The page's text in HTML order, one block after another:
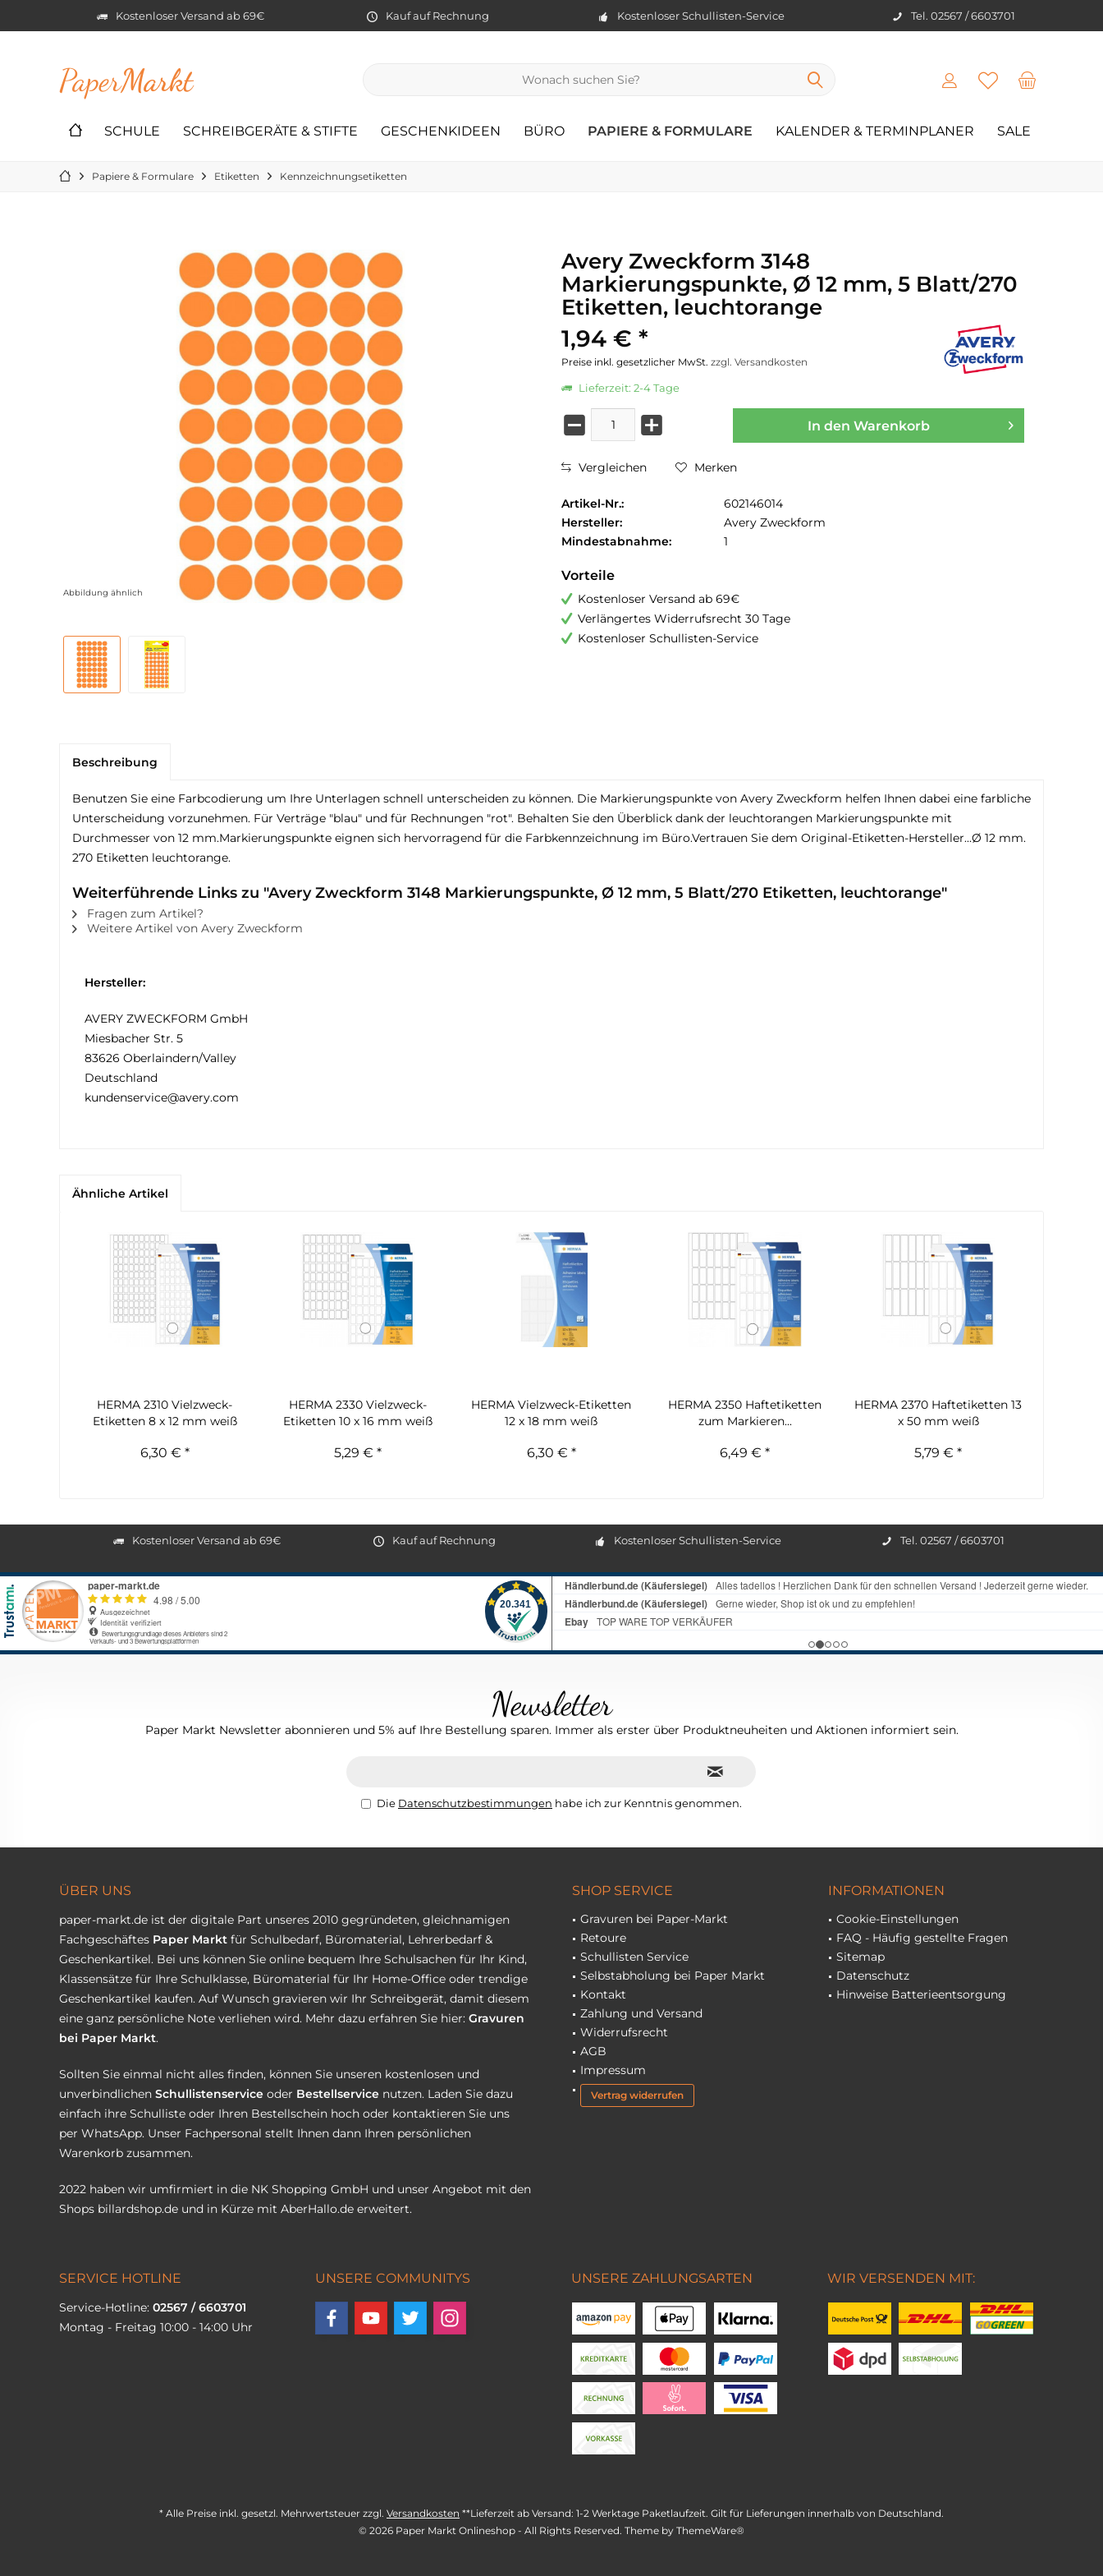
Kostenloser Versand ab 69€ Kauf auf Rechnung Kostenloser Schullisten-Service Tel. 02567 / 6603701
PaperMarkt
SCHULE SCHREIBGERÄTE & STIFTE GESCHENKIDEEN BÜRO PAPIERE & FORMULARE KALENDER & TERMINPLANER SALE
Papiere & Formulare Etiketten Kennzeichnungsetiketten
Abbildung ähnlich
Avery Zweckform 3148
Markierungspunkte, Ø 12 mm, 5 Blatt/270
Etiketten, leuchtorange
1,94 € *
Preise inkl. gesetzlicher MwSt. zzgl. Versandkosten
Lieferzeit: 2-4 Tage
In den Warenkorb
Vergleichen Merken
Artikel-Nr.:
602146014
Hersteller:
Avery Zweckform
Mindestabnahme:
1
Vorteile
Kostenloser Versand ab 69€
Verlängertes Widerrufsrecht 30 Tage
Kostenloser Schullisten-Service
Beschreibung
Benutzen Sie eine Farbcodierung um Ihre Unterlagen schnell unterscheiden zu können. Die Markierungspunkte von Avery Zweckform helfen Ihnen dabei eine farbliche
Unterscheidung vorzunehmen. Für Verträge "blau" und für Rechnungen "rot". Behalten Sie den Überblick dank der leuchtorangen Markierungspunkte mit
Durchmesser von 12 mm.Markierungspunkte eignen sich hervorragend für die Farbkennzeichnung im Büro.Vertrauen Sie dem Original-Etiketten-Hersteller...Ø 12 mm.
270 Etiketten leuchtorange.
Weiterführende Links zu "Avery Zweckform 3148 Markierungspunkte, Ø 12 mm, 5 Blatt/270 Etiketten, leuchtorange"
Fragen zum Artikel?
Weitere Artikel von Avery Zweckform
Hersteller:
AVERY ZWECKFORM GmbH
Miesbacher Str. 5
83626 Oberlaindern/Valley
Deutschland
kundenservice@avery.com
Ähnliche Artikel
HERMA 2310 Vielzweck-
Etiketten 8 x 12 mm weiß
6,30 € *
HERMA 2330 Vielzweck-
Etiketten 10 x 16 mm weiß
5,29 € *
HERMA Vielzweck-Etiketten
12 x 18 mm weiß
6,30 € *
HERMA 2350 Haftetiketten
zum Markieren...
6,49 € *
HERMA 2370 Haftetiketten 13
x 50 mm weiß
5,79 € *
Kostenloser Versand ab 69€ Kauf auf Rechnung Kostenloser Schullisten-Service Tel. 02567 / 6603701
Newsletter
Paper Markt Newsletter abonnieren und 5% auf Ihre Bestellung sparen. Immer als erster über Produktneuheiten und Aktionen informiert sein.
Die Datenschutzbestimmungen habe ich zur Kenntnis genommen.
ÜBER UNS
paper-markt.de ist der digitale Part unseres 2010 gegründeten, gleichnamigen
Fachgeschäftes Paper Markt für Schulbedarf, Büromaterial, Lehrerbedarf &
Geschenkartikel. Bei uns können Sie online bequem Ihre Schulsachen für Ihr Kind,
Klassensätze für Ihre Schulklasse, Büromaterial für Ihr Home-Office oder trendige
Geschenkartikel kaufen. Auf Wunsch gravieren wir Ihr Schreibgerät, damit diesem
eine ganz persönliche Note verliehen wird. Mehr dazu erfahren Sie hier: Gravuren
bei Paper Markt.
Sollten Sie einmal nicht alles finden, können Sie unseren kostenlosen und
unverbindlichen Schullistenservice oder Bestellservice nutzen. Laden Sie dazu
einfach ihre Schulliste oder Ihren Bestellschein hoch oder kontaktieren Sie uns
per WhatsApp. Unser Fachpersonal stellt Ihnen dann Ihren persönlichen
Warenkorb zusammen.
2022 haben wir umfirmiert in die NK Shopping GmbH und unser Angebot mit den
Shops billardshop.de und in Kürze mit AberHallo.de erweitert.
SHOP SERVICE
Gravuren bei Paper-Markt
Retoure
Schullisten Service
Selbstabholung bei Paper Markt
Kontakt
Zahlung und Versand
Widerrufsrecht
AGB
Impressum
Vertrag widerrufen
INFORMATIONEN
Cookie-Einstellungen
FAQ - Häufig gestellte Fragen
Sitemap
Datenschutz
Hinweise Batterieentsorgung
SERVICE HOTLINE
Service-Hotline: 02567 / 6603701
Montag - Freitag 10:00 - 14:00 Uhr
UNSERE COMMUNITYS UNSERE ZAHLUNGSARTEN WIR VERSENDEN MIT:
* Alle Preise inkl. gesetzl. Mehrwertsteuer zzgl. Versandkosten **Lieferzeit ab Versand: 1-2 Werktage Paketlaufzeit. Gilt für Lieferungen innerhalb von Deutschland.
© 2026 Paper Markt Onlineshop - All Rights Reserved. Theme by ThemeWare®